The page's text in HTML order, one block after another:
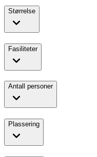
Størrelse
Fasiliteter
Antall personer
Plassering